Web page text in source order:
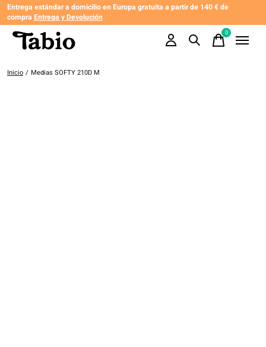
Entrega estándar a domicilio en Europa gratuita a partir de 140 € de
compra Entrega y Devolución
0items
Inicio / Medias SOFTY 210D M